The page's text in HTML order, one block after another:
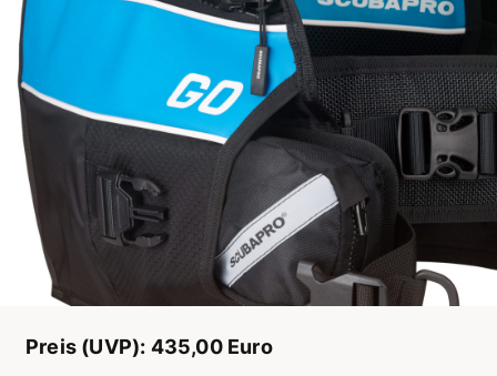
Preis (UVP): 435,00 Euro